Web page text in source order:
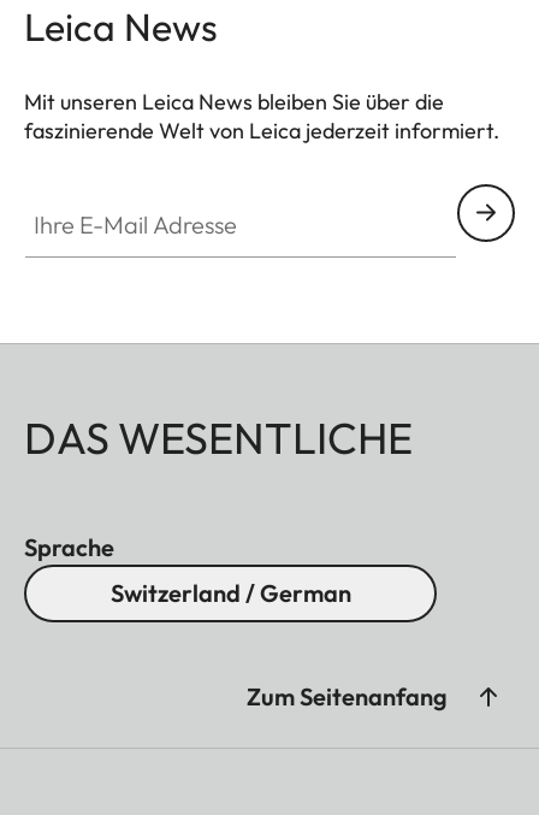
Leica News
Mit unseren Leica News bleiben Sie über die
faszinierende Welt von Leica jederzeit informiert.
DAS WESENTLICHE
Sprache
Switzerland / German
Zum Seitenanfang